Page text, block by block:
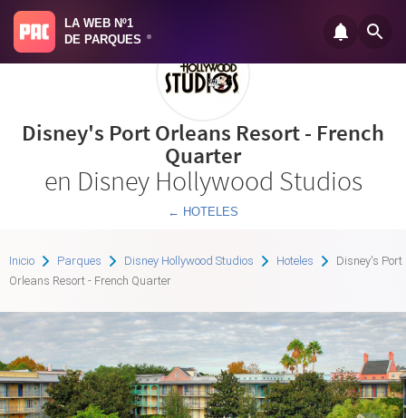
LA WEB Nº1
DE PARQUES
®
Disney's Port Orleans Resort - French
Quarter
en Disney Hollywood Studios
← HOTELES
Inicio Parques Disney Hollywood Studios Hoteles
Disney's Port
Orleans Resort - French Quarter